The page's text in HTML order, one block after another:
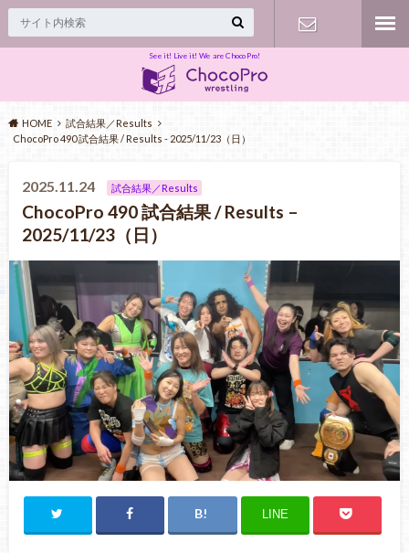
See it! Live it! We are ChocoPro!
HOME
試合結果／Results
ChocoPro 490 試合結果 / Results - 2025/11/23（日）
2025.11.24 試合結果／Results
ChocoPro 490 試合結果 / Results –
2025/11/23（日）
LINE